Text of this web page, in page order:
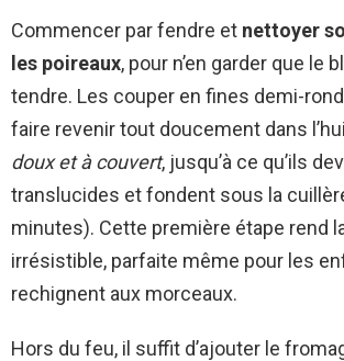
Commencer par fendre et nettoyer
les poireaux, pour n’en garder que le
tendre. Les couper en fines demi-
faire revenir tout doucement dans
doux et à couvert, jusqu’à ce qu’ils
translucides et fondent sous la
minutes). Cette première étape rend
irrésistible, parfaite même pour les
rechignent aux morceaux.
Hors du feu, il suffit d’ajouter le